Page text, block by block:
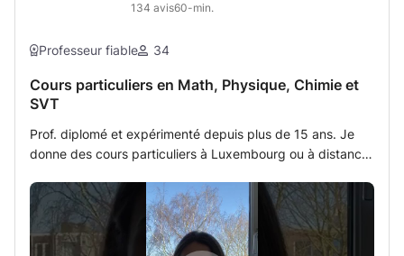
134 avis60-min.
Professeur fiable 34
Cours particuliers en Math, Physique, Chimie et
SVT
Prof. diplomé et expérimenté depuis plus de 15 ans. Je
donne des cours particuliers à Luxembourg ou à distance
PROFESSIONNELLE TRES MODERNISEE qui fonctionne en
cliquant au link que j'envoie par Zoom ou Skype et qui
sert comme tableau équipé des outils sur lequel on peut
écrire tous les deux, projetter le devoir à corriger,